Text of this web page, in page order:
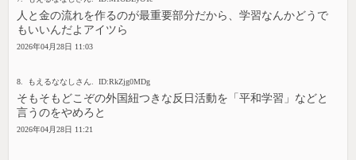
人と金の流れを作るのが最重要部分だから、学習なんかどうで
もいいんだよアイツら
2026年04月28日 11:03
8. もえるななしさん. ID:RkZjg0MDg
そもそもどこぞの外国紐つきな反日活動を「平和学習」などと
言うのをやめろと
2026年04月28日 11:21